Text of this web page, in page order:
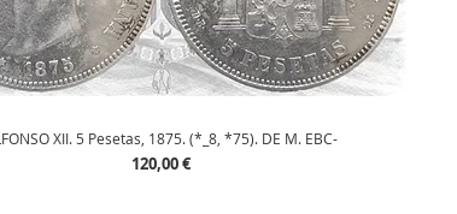
Vista rápida
XII. 5 Pesetas, 1875. (*_8, *75). DE M. EBC-
Precio
120,00 €